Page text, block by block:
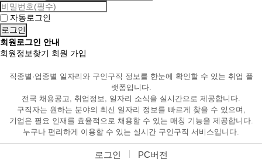
자동로그인
회원로그인 안내
회원정보찾기 회원 가입
직종별·업종별 일자리와 구인구직 정보를 한눈에 확인할 수 있는 취업 플
랫폼입니다.
전국 채용공고, 취업정보, 일자리 소식을 실시간으로 제공합니다.
구직자는 원하는 분야의 최신 일자리 정보를 빠르게 찾을 수 있으며,
기업은 필요 인재를 효율적으로 채용할 수 있는 매칭 기능을 제공합니다.
누구나 편리하게 이용할 수 있는 실시간 구인구직 서비스입니다.
로그인 PC버전